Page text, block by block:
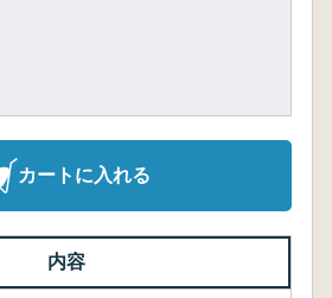
カートに入れる
内容